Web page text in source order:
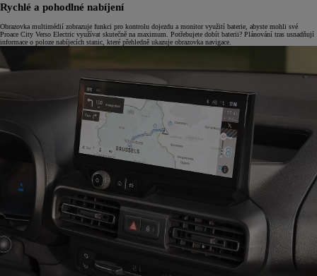
Rychlé a pohodlné nabíjení
Obrazovka multimédií zobrazuje funkci pro kontrolu dojezdu a monitor využití baterie, abyste mohli své
Proace City Verso Electric využívat skutečně na maximum. Potřebujete dobít baterii? Plánování tras usnadňují
informace o poloze nabíjecích stanic, které přehledně ukazuje obrazovka navigace.